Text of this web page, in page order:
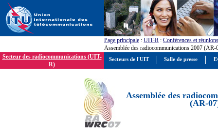
Page principale : UIT-R : Conférences et réunions
Assemblée des radiocommunications 2007 (AR-
Secteur des radiocommunications (UIT-
R)
Assemblée des
(AR-
Secteurs de l'UIT Salle de presse